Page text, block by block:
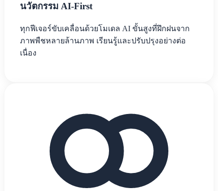
นวัตกรรม AI-First
ทุกฟีเจอร์ขับเคลื่อนด้วยโมเดล AI ขั้นสูงที่ฝึกฝนจาก
ภาพพืชหลายล้านภาพ เรียนรู้และปรับปรุงอย่างต่อ
เนื่อง